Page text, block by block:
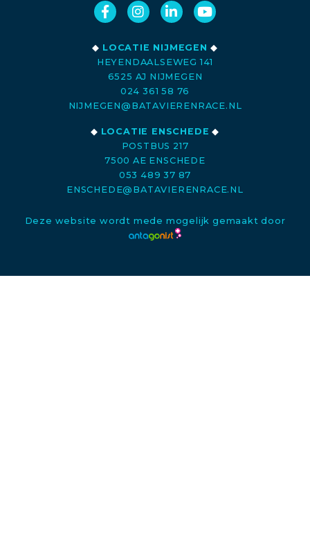
◆ LOCATIE NIJMEGEN ◆
HEYENDAALSEWEG 141
6525 AJ NIJMEGEN
024 361 58 76
NIJMEGEN@BATAVIERENRACE.NL
◆ LOCATIE ENSCHEDE ◆
POSTBUS 217
7500 AE ENSCHEDE
053 489 37 87
ENSCHEDE@BATAVIERENRACE.NL
Deze website wordt mede mogelijk gemaakt door